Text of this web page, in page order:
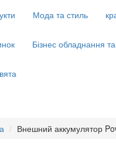
Мода та стиль
Бізнес обладнання
Внешний аккумулятор